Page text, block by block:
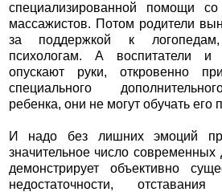
специализированной помощи
массажистов. Потом родители
за поддержкой к
психологам. А воспитатели и
опускают руки, откровенно
специального
ребенка, они не могут обучать его
И надо без лишних эмоций
значительное число современных
демонстрирует объективно
недостаточности,